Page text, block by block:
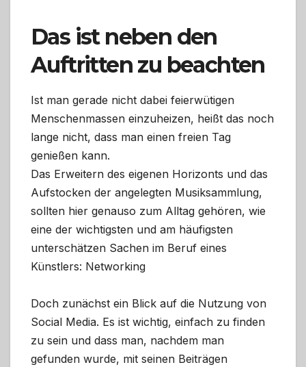
Das ist neben den
Auftritten zu beachten
Ist man gerade nicht dabei feierwütigen
Menschenmassen einzuheizen, heißt das noch
lange nicht, dass man einen freien Tag
genießen kann.
Das Erweitern des eigenen Horizonts und das
Aufstocken der angelegten Musiksammlung,
sollten hier genauso zum Alltag gehören, wie
eine der wichtigsten und am häufigsten
unterschätzen Sachen im Beruf eines
Künstlers: Networking
Doch zunächst ein Blick auf die Nutzung von
Social Media. Es ist wichtig, einfach zu finden
zu sein und dass man, nachdem man
gefunden wurde, mit seinen Beiträgen